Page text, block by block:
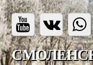
Перейти
к
Перейти
к